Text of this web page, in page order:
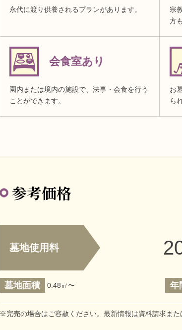
永代に渡り供養されるプランがあります。
宗
方
会食室あり
園内または境内の施設で、法事・会食を行う
ことができます。
お
ら
参考価格
墓地使用料
墓地面積 0.48㎡〜 年
※完売の場合はご容赦ください。最新情報は資料請求また